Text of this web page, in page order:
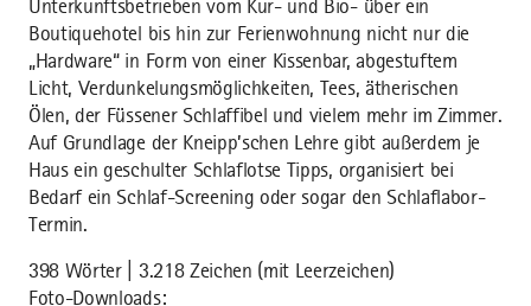
Unterkunftsbetrieben vom Kur- und Bio- über ein
Boutiquehotel bis hin zur Ferienwohnung nicht nur die
„Hardware“ in Form von einer Kissenbar, abgestuftem
Licht, Verdunkelungsmöglichkeiten, Tees, ätherischen
Ölen, der Füssener Schlaffibel und vielem mehr im Zimmer.
Auf Grundlage der Kneipp’schen Lehre gibt außerdem je
Haus ein geschulter Schlaflotse Tipps, organisiert bei
Bedarf ein Schlaf-Screening oder sogar den Schlaflabor-
Termin.
398 Wörter | 3.218 Zeichen (mit Leerzeichen)
Foto-Downloads: